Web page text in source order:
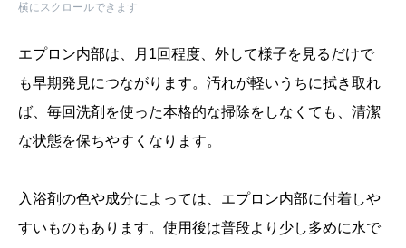
横にスクロールできます
エプロン内部は、月1回程度、外して様子を見るだけで
も早期発見につながります。汚れが軽いうちに拭き取れ
ば、毎回洗剤を使った本格的な掃除をしなくても、清潔
な状態を保ちやすくなります。
入浴剤の色や成分によっては、エプロン内部に付着しや
すいものもあります。使用後は普段より少し多めに水で